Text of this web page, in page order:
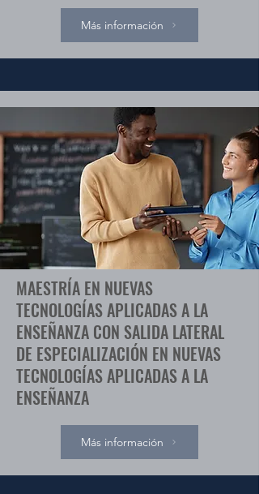
Más información
MAESTRÍA EN NUEVAS
TECNOLOGÍAS APLICADAS A LA
ENSEÑANZA CON SALIDA LATERAL
DE ESPECIALIZACIÓN EN NUEVAS
TECNOLOGÍAS APLICADAS A LA
ENSEÑANZA
Más información